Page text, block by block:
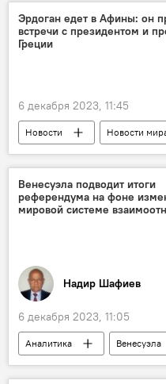
Ильхам Алиев
Эрдоган едет в Афины: он
встречи с президентом и
Греции
6 декабря 2023, 11:45
Новости Новости
Греция
Визит
Реджеп Тайип Эрдоган
Венесуэла подводит итоги
референдума на фоне
мировой системе
Надир Шафиев
6 декабря 2023, 11:05
Аналитика Венесуэла
Президент Венесуэлы